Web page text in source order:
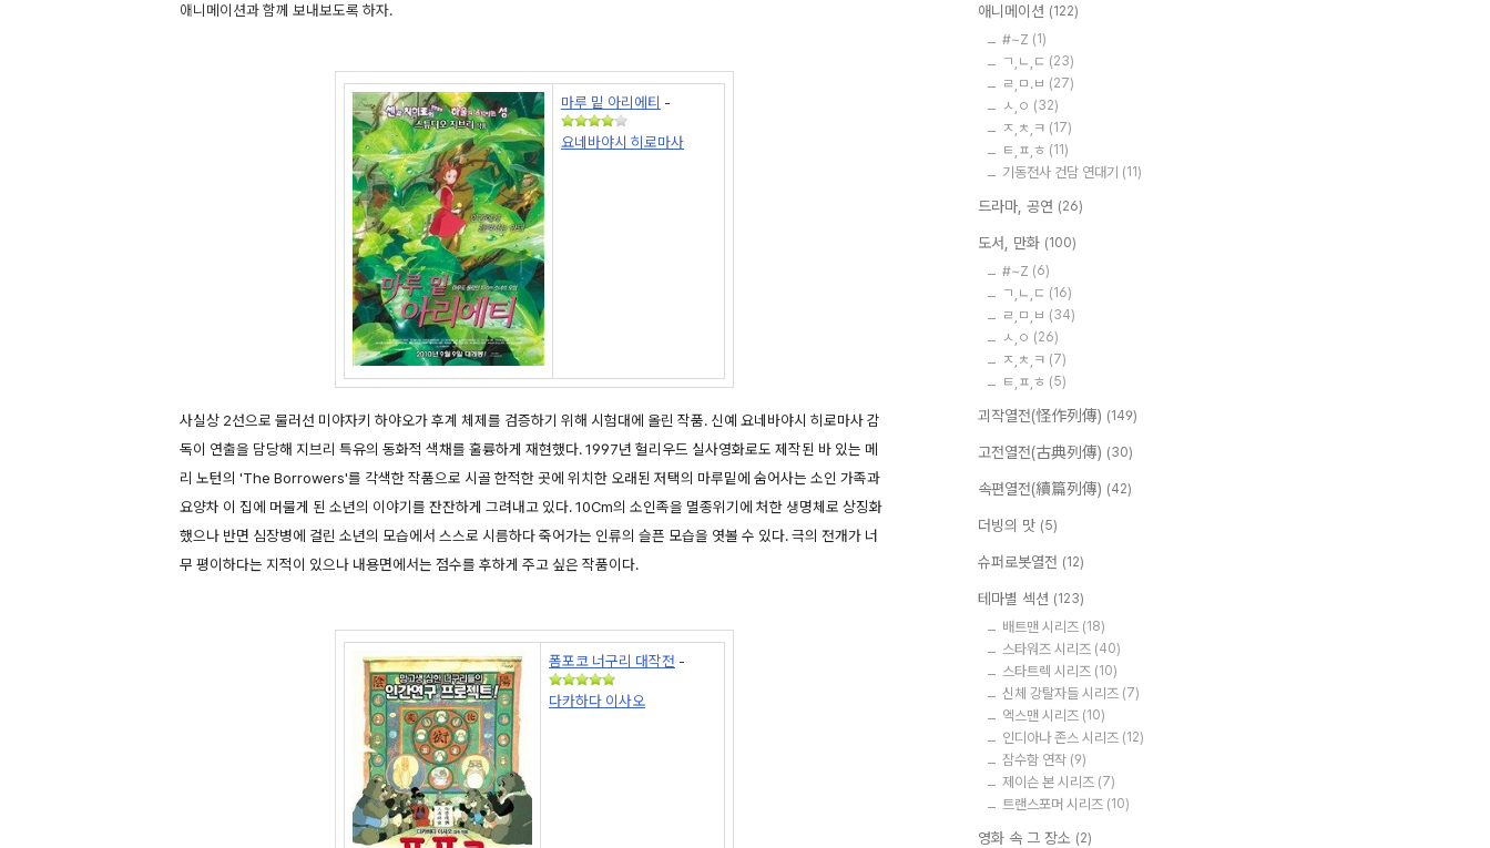
애니메이션과 함께 보내보도록 하자.
마루 밑 아리에티 -
요네바야시 히로마사
사실상 2선으로 물러선 미야자키 하야오가 후계 체제를 검증하기 위해 시험대에 올린 작품. 신예 요네바야시 히로마사 감
독이 연출을 담당해 지브리 특유의 동화적 색채를 훌륭하게 재현했다. 1997년 헐리우드 실사영화로도 제작된 바 있는 메
리 노턴의 'The Borrowers'를 각색한 작품으로 시골 한적한 곳에 위치한 오래된 저택의 마루밑에 숨어사는 소인 가족과
요양차 이 집에 머물게 된 소년의 이야기를 잔잔하게 그려내고 있다. 10Cm의 소인족을 멸종위기에 처한 생명체로 상징화
했으나 반면 심장병에 걸린 소년의 모습에서 스스로 시름하다 죽어가는 인류의 슬픈 모습을 엿볼 수 있다. 극의 전개가 너
무 평이하다는 지적이 있으나 내용면에서는 점수를 후하게 주고 싶은 작품이다.
폼포코 너구리 대작전 -
다카하다 이사오
애니메이션 (122)
#~Z (1)
ㄱ,ㄴ,ㄷ (23)
ㄹ,ㅁ.ㅂ (27)
ㅅ,ㅇ (32)
ㅈ,ㅊ,ㅋ (17)
ㅌ,ㅍ,ㅎ (11)
기동전사 건담 연대기 (11)
드라마, 공연 (26)
도서, 만화 (100)
#~Z (6)
ㄱ,ㄴ,ㄷ (16)
ㄹ,ㅁ,ㅂ (34)
ㅅ,ㅇ (26)
ㅈ,ㅊ,ㅋ (7)
ㅌ,ㅍ,ㅎ (5)
괴작열전(怪作列傳) (149)
고전열전(古典列傳) (30)
속편열전(續篇列傳) (42)
더빙의 맛 (5)
슈퍼로봇열전 (12)
테마별 섹션 (123)
배트맨 시리즈 (18)
스타워즈 시리즈 (40)
스타트렉 시리즈 (10)
신체 강탈자들 시리즈 (7)
엑스맨 시리즈 (10)
인디아나 존스 시리즈 (12)
잠수함 연작 (9)
제이슨 본 시리즈 (7)
트랜스포머 시리즈 (10)
영화 속 그 장소 (2)